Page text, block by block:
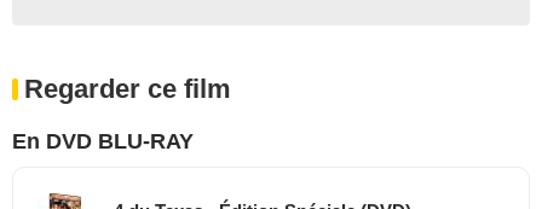
Regarder ce film
En DVD BLU-RAY